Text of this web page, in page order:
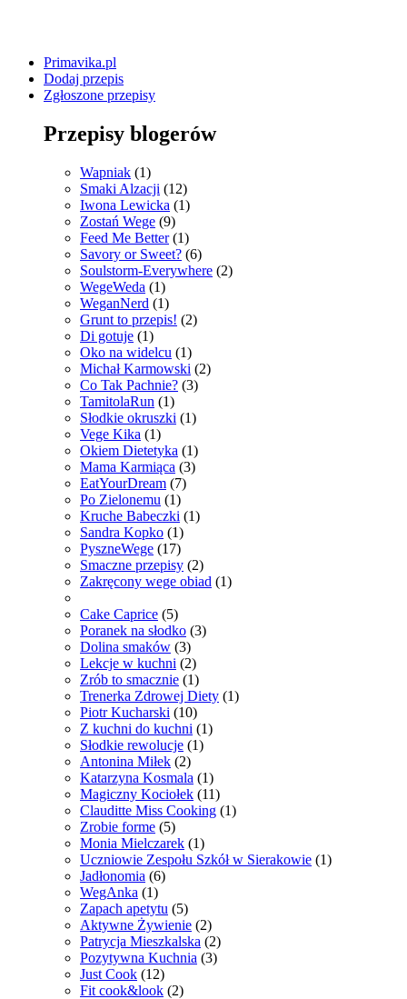
Primavika.pl
Dodaj przepis
Zgłoszone przepisy
Przepisy blogerów
Wapniak (1)
Smaki Alzacji (12)
Iwona Lewicka (1)
Zostań Wege (9)
Feed Me Better(1)
Savory or Sweet? (6)
Soulstorm-Everywhere (2)
WegeWeda (1)
WeganNerd (1)
Grunt to przepis! (2)
Di gotuje (1)
Oko na widelcu (1)
Michał Karmowski (2)
Co Tak Pachnie? (3)
TamitolaRun (1)
Słodkie okruszki (1)
Vege Kika (1)
Okiem Dietetyka (1)
Mama Karmiąca (3)
EatYourDream (7)
Po Zielonemu (1)
Kruche Babeczki (1)
Sandra Kopko (1)
PyszneWege (17)
Smaczne przepisy (2)
Zakręcony wege obiad (1)
Cake Caprice (5)
Poranek na słodko (3)
Dolina smaków (3)
Lekcje w kuchni (2)
Zrób to smacznie (1)
Trenerka Zdrowej Diety (1)
Piotr Kucharski (10)
Z kuchni do kuchni (1)
Słodkie rewolucje (1)
Antonina Miłek (2)
Katarzyna Kosmala (1)
Magiczny Kociołek (11)
Clauditte Miss Cooking (1)
Zrobie forme (5)
Monia Mielczarek (1)
Uczniowie Zespołu Szkół w Sierakowie (1)
Jadłonomia (6)
WegAnka (1)
Zapach apetytu (5)
Aktywne Żywienie (2)
Patrycja Mieszkalska (2)
Pozytywna Kuchnia (3)
Just Cook (12)
Fit cook&look (2)